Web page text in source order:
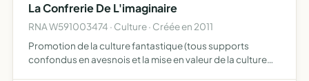
La Confrerie De L'imaginaire
RNA W591003474 · Culture · Créée en 2011
Promotion de la culture fantastique (tous supports
confondus en avesnois et la mise en valeur de la culture